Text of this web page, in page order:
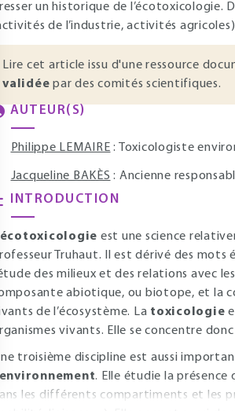
un historique de l’écotoxicologie.
de l’industrie, activités
Lire cet article issu d'une ressource
validée par des comités scientifiques.
AUTEUR(S)
Philippe LEMAIRE : Toxicologiste
Jacqueline BAKÈS : Ancienne
INTRODUCTION
écotoxicologie est une science
Truhaut. Il est dérivé des mots
des milieux et des relations avec
abiotique, ou biotope, et la
de l’écosystème. La toxicologie
vivants. Elle se concentre
troisième discipline est aussi
. Elle étudie la présence
les différents compartiments et les